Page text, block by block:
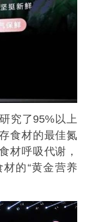
究了95%以上
食材的最佳氮
材呼吸代谢，
的“黄金营养